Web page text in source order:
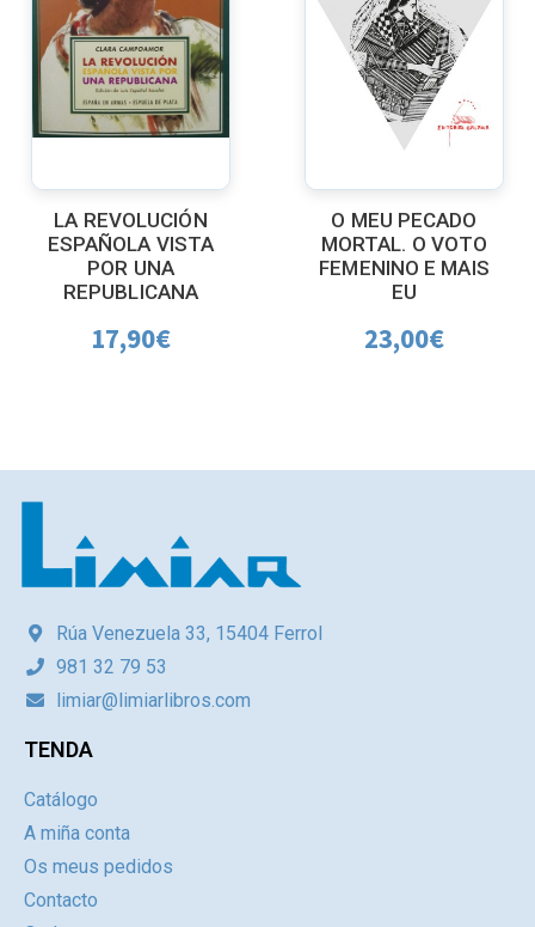
LA REVOLUCIÓN
ESPAÑOLA VISTA
POR UNA
REPUBLICANA
17,90€
O MEU PECADO
MORTAL. O VOTO
FEMENINO E MAIS
EU
23,00€
Rúa Venezuela 33, 15404 Ferrol
981 32 79 53
limiar@limiarlibros.com
TENDA
Catálogo
A miña conta
Os meus pedidos
Contacto